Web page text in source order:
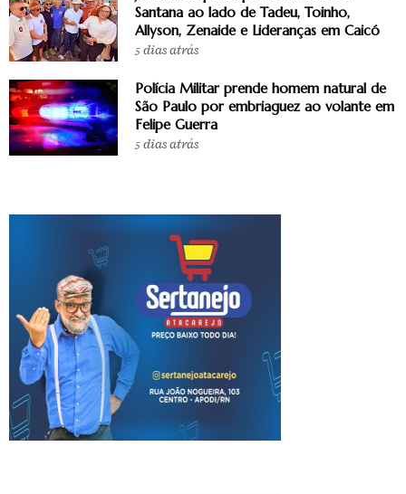
Santana ao lado de Tadeu, Toinho,
Allyson, Zenaide e Lideranças em Caicó
5 dias atrás
Polícia Militar prende homem natural de
São Paulo por embriaguez ao volante em
Felipe Guerra
5 dias atrás